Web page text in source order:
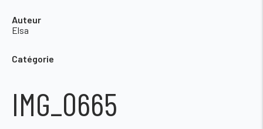
Auteur
Elsa
Catégorie
IMG_0665